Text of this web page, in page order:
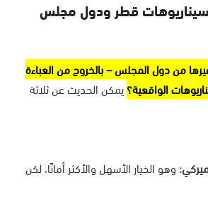
سيناريوهات قطر ودول مجلس
من دول المجلس – بالخروج من العباءة
الواقعية؟يمكن الحديث عن ثلاثة
وهو الخيار الأسهل والأكثر أمانًا، لكن